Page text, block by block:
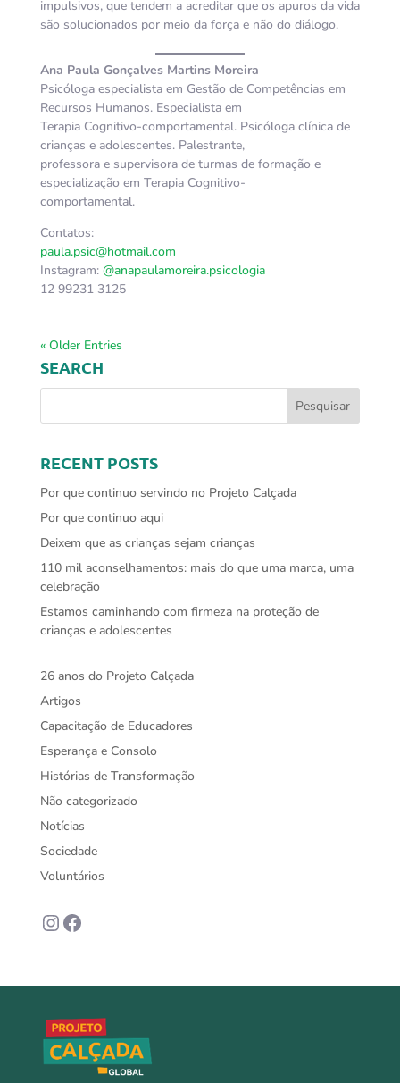
impulsivos, que tendem a acreditar que os apuros da vida
são solucionados por meio da força e não do diálogo.
Ana Paula Gonçalves Martins Moreira
Psicóloga especialista em Gestão de Competências em
Recursos Humanos. Especialista em
Terapia Cognitivo-comportamental. Psicóloga clínica de
crianças e adolescentes. Palestrante,
professora e supervisora de turmas de formação e
especialização em Terapia Cognitivo-
comportamental.
Contatos:
paula.psic@hotmail.com
Instagram: @anapaulamoreira.psicologia
12 99231 3125
« Older Entries
SEARCH
RECENT POSTS
Por que continuo servindo no Projeto Calçada
Por que continuo aqui
Deixem que as crianças sejam crianças
110 mil aconselhamentos: mais do que uma marca, uma
celebração
Estamos caminhando com firmeza na proteção de
crianças e adolescentes
26 anos do Projeto Calçada
Artigos
Capacitação de Educadores
Esperança e Consolo
Histórias de Transformação
Não categorizado
Notícias
Sociedade
Voluntários
Instagram
Facebook